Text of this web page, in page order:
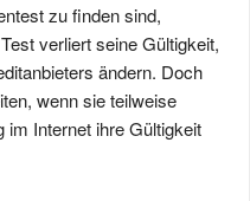
zu finden sind,
verliert seine Gültigkeit,
ändern. Doch
wenn sie teilweise
im Internet ihre Gültigkeit